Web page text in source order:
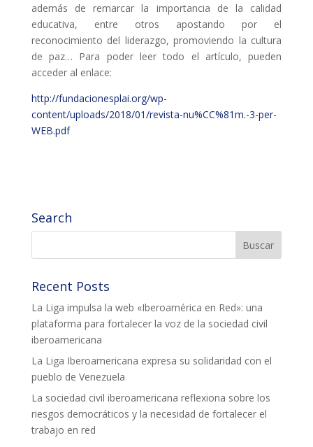
además de remarcar la importancia de la calidad
educativa, entre otros apostando por el
reconocimiento del liderazgo, promoviendo la cultura
de paz… Para poder leer todo el artículo, pueden
acceder al enlace:
http://fundacionesplai.org/wp-
content/uploads/2018/01/revista-nu%CC%81m.-3-per-
WEB.pdf
Search
Recent Posts
La Liga impulsa la web «Iberoamérica en Red»: una
plataforma para fortalecer la voz de la sociedad civil
iberoamericana
La Liga Iberoamericana expresa su solidaridad con el
pueblo de Venezuela
La sociedad civil iberoamericana reflexiona sobre los
riesgos democráticos y la necesidad de fortalecer el
trabajo en red
Missió i valors
Els comptes clars
Memòria d'activitats
ACTUALITAT
Diari de la Fundació
COL·LABORA
Fes voluntariat
Fes un donatiu
Treballa amb nosaltres